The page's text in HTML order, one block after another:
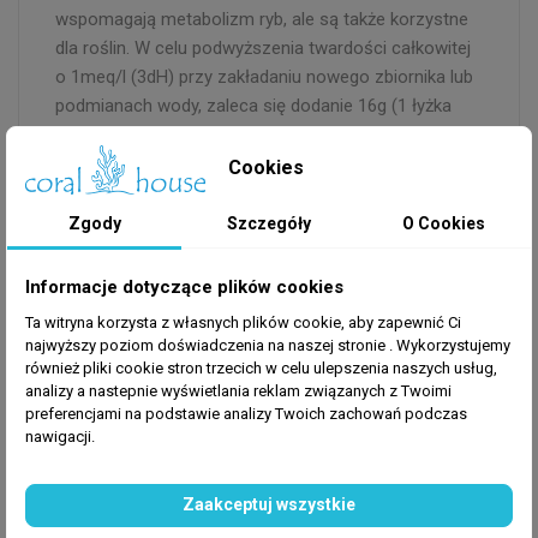
wspomagają metabolizm ryb, ale są także korzystne
dla roślin. W celu podwyższenia twardości całkowitej
o 1meq/l (3dH) przy zakładaniu nowego zbiornika lub
podmianach wody, zaleca się dodanie 16g (1 łyżka
akwarium. Equlibrium można wsypywać bezpośrednio
do wody, choć skuteczniejszym sposobem
dawkowania preparatu jest zmieszanie go z około
litrem wody. Uzyskany roztwór jest lekko białawy, a
dodany do zbiornika powoduje delikatne zmętnienie,
Wskazówki
Nie dodawać Equlibrium przy uzupełnianiu
wyparowanej wody. Preparat przeznaczony jest do
stosowania z wodą destylowaną, dejonizowaną lub z
filtra odwrotnej osmozy. W przypadku wody z innego
źródła zaleca się wcześniejszy pomiar twardości
Cookies
Zgody Szczegóły O Cookies
Informacje dotyczące plików cookies
Ta witryna korzysta z własnych plików cookie, aby zapewnić Ci
najwyższy poziom doświadczenia na naszej stronie . Wykorzystujemy
również pliki cookie stron trzecich w celu ulepszenia naszych usług,
analizy a nastepnie wyświetlania reklam związanych z Twoimi
preferencjami na podstawie analizy Twoich zachowań podczas
nawigacji.
Zaakceptuj wszystkie